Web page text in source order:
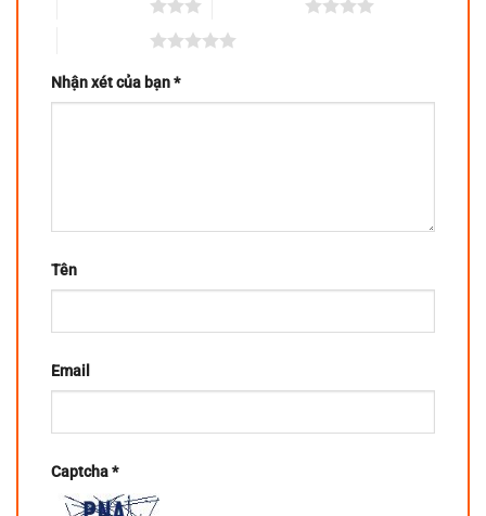
Nhận xét của bạn*
Tên
Email
Captcha*